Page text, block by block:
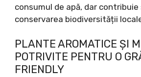
consumul de apă, dar contribuie
conservarea biodiversității
PLANTE AROMATICE ȘI
POTRIVITE PENTRU O
FRIENDLY